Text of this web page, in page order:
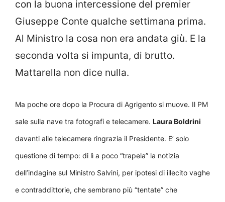
con la buona intercessione del premier
Giuseppe Conte qualche settimana prima.
Al Ministro la cosa non era andata giù. E la
seconda volta si impunta, di brutto.
Mattarella non dice nulla.
Ma poche ore dopo la Procura di Agrigento si muove. Il PM
sale sulla nave tra fotografi e telecamere. Laura Boldrini
davanti alle telecamere ringrazia il Presidente. E’ solo
questione di tempo: di lì a poco “trapela” la notizia
dell’indagine sul Ministro Salvini, per ipotesi di illecito vaghe
e contraddittorie, che sembrano più “tentate” che